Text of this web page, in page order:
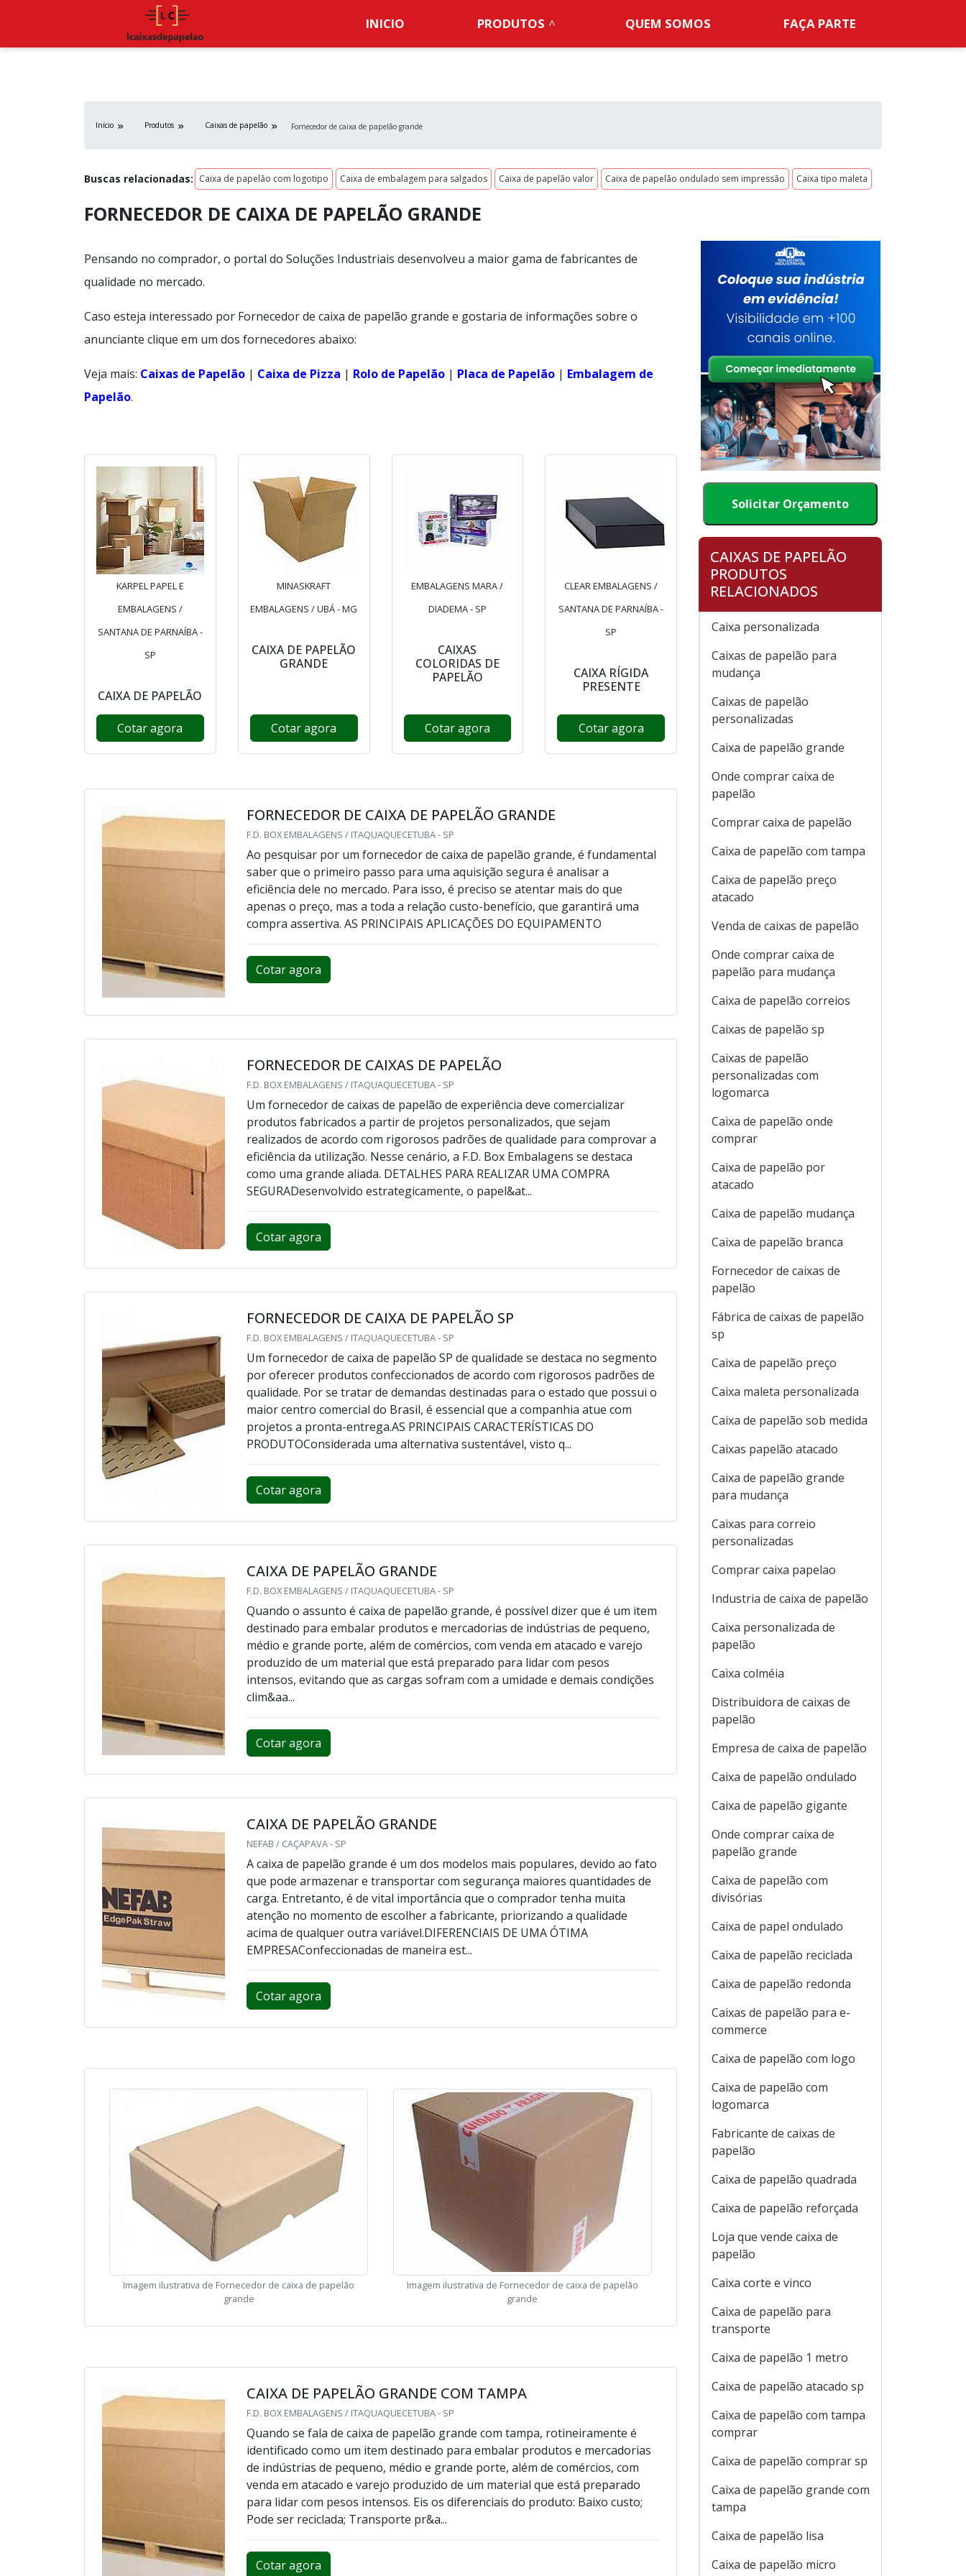
INICIO PRODUTOS QUEM SOMOS FAÇA PARTE
Início Produtos Caixas de papelão Fornecedor de caixa de papelão grande
Buscas relacionadas: Caixa de papelão com logotipo Caixa de embalagem para salgados Caixa de papelão valor Caixa de papelão ondulado sem impressão Caixa tipo maleta
FORNECEDOR DE CAIXA DE PAPELÃO GRANDE
Pensando no comprador, o portal do Soluções Industriais desenvolveu a maior gama de fabricantes de
qualidade no mercado.
Caso esteja interessado por Fornecedor de caixa de papelão grande e gostaria de informações sobre o
anunciante clique em um dos fornecedores abaixo:
Veja mais: Caixas de Papelão | Caixa de Pizza | Rolo de Papelão | Placa de Papelão | Embalagem de
Papelão.
KARPEL PAPEL E
EMBALAGENS /
SANTANA DE PARNAÍBA -
SP
CAIXA DE PAPELÃO
Cotar agora
MINASKRAFT
EMBALAGENS / UBÁ - MG
CAIXA DE PAPELÃO
GRANDE
Cotar agora
EMBALAGENS MARA /
DIADEMA - SP
CAIXAS
COLORIDAS DE
PAPELÃO
Cotar agora
CLEAR EMBALAGENS /
SANTANA DE PARNAÍBA -
SP
CAIXA RÍGIDA
PRESENTE
Cotar agora
FORNECEDOR DE CAIXA DE PAPELÃO GRANDE
F.D. BOX EMBALAGENS / ITAQUAQUECETUBA - SP
Ao pesquisar por um fornecedor de caixa de papelão grande, é fundamental
saber que o primeiro passo para uma aquisição segura é analisar a
eficiência dele no mercado. Para isso, é preciso se atentar mais do que
apenas o preço, mas a toda a relação custo-benefício, que garantirá uma
compra assertiva. AS PRINCIPAIS APLICAÇÕES DO EQUIPAMENTO
Cotar agora
FORNECEDOR DE CAIXAS DE PAPELÃO
F.D. BOX EMBALAGENS / ITAQUAQUECETUBA - SP
Um fornecedor de caixas de papelão de experiência deve comercializar
produtos fabricados a partir de projetos personalizados, que sejam
realizados de acordo com rigorosos padrões de qualidade para comprovar a
eficiência da utilização. Nesse cenário, a F.D. Box Embalagens se destaca
como uma grande aliada. DETALHES PARA REALIZAR UMA COMPRA
SEGURADesenvolvido estrategicamente, o papel&at...
Cotar agora
FORNECEDOR DE CAIXA DE PAPELÃO SP
F.D. BOX EMBALAGENS / ITAQUAQUECETUBA - SP
Um fornecedor de caixa de papelão SP de qualidade se destaca no segmento
por oferecer produtos confeccionados de acordo com rigorosos padrões de
qualidade. Por se tratar de demandas destinadas para o estado que possui o
maior centro comercial do Brasil, é essencial que a companhia atue com
projetos a pronta-entrega.AS PRINCIPAIS CARACTERÍSTICAS DO
PRODUTOConsiderada uma alternativa sustentável, visto q...
Cotar agora
CAIXA DE PAPELÃO GRANDE
F.D. BOX EMBALAGENS / ITAQUAQUECETUBA - SP
Quando o assunto é caixa de papelão grande, é possível dizer que é um item
destinado para embalar produtos e mercadorias de indústrias de pequeno,
médio e grande porte, além de comércios, com venda em atacado e varejo
produzido de um material que está preparado para lidar com pesos
intensos, evitando que as cargas sofram com a umidade e demais condições
clim&aa...
Cotar agora
CAIXA DE PAPELÃO GRANDE
NEFAB / CAÇAPAVA - SP
A caixa de papelão grande é um dos modelos mais populares, devido ao fato
que pode armazenar e transportar com segurança maiores quantidades de
carga. Entretanto, é de vital importância que o comprador tenha muita
atenção no momento de escolher a fabricante, priorizando a qualidade
acima de qualquer outra variável.DIFERENCIAIS DE UMA ÓTIMA
EMPRESAConfeccionadas de maneira est...
Cotar agora
Imagem ilustrativa de Fornecedor de caixa de papelão
grande
Imagem ilustrativa de Fornecedor de caixa de papelão
grande
CAIXA DE PAPELÃO GRANDE COM TAMPA
F.D. BOX EMBALAGENS / ITAQUAQUECETUBA - SP
Quando se fala de caixa de papelão grande com tampa, rotineiramente é
identificado como um item destinado para embalar produtos e mercadorias
de indústrias de pequeno, médio e grande porte, além de comércios, com
venda em atacado e varejo produzido de um material que está preparado
para lidar com pesos intensos. Eis os diferenciais do produto: Baixo custo;
Pode ser reciclada; Transporte pr&a...
Cotar agora
Solicitar Orçamento
CAIXAS DE PAPELÃO
PRODUTOS
RELACIONADOS
Caixa personalizada
Caixas de papelão para
mudança
Caixas de papelão
personalizadas
Caixa de papelão grande
Onde comprar caixa de
papelão
Comprar caixa de papelão
Caixa de papelão com tampa
Caixa de papelão preço
atacado
Venda de caixas de papelão
Onde comprar caixa de
papelão para mudança
Caixa de papelão correios
Caixas de papelão sp
Caixas de papelão
personalizadas com
logomarca
Caixa de papelão onde
comprar
Caixa de papelão por
atacado
Caixa de papelão mudança
Caixa de papelão branca
Fornecedor de caixas de
papelão
Fábrica de caixas de papelão
sp
Caixa de papelão preço
Caixa maleta personalizada
Caixa de papelão sob medida
Caixas papelão atacado
Caixa de papelão grande
para mudança
Caixas para correio
personalizadas
Comprar caixa papelao
Industria de caixa de papelão
Caixa personalizada de
papelão
Caixa colméia
Distribuidora de caixas de
papelão
Empresa de caixa de papelão
Caixa de papelão ondulado
Caixa de papelão gigante
Onde comprar caixa de
papelão grande
Caixa de papelão com
divisórias
Caixa de papel ondulado
Caixa de papelão reciclada
Caixa de papelão redonda
Caixas de papelão para e-
commerce
Caixa de papelão com logo
Caixa de papelão com
logomarca
Fabricante de caixas de
papelão
Caixa de papelão quadrada
Caixa de papelão reforçada
Loja que vende caixa de
papelão
Caixa corte e vinco
Caixa de papelão para
transporte
Caixa de papelão 1 metro
Caixa de papelão atacado sp
Caixa de papelão com tampa
comprar
Caixa de papelão comprar sp
Caixa de papelão grande com
tampa
Caixa de papelão lisa
Caixa de papelão micro